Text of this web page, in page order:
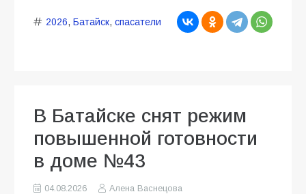
2026, Батайск, спасатели
В Батайске снят режим
повышенной готовности
в доме №43
04.08.2026
Алена Васнецова